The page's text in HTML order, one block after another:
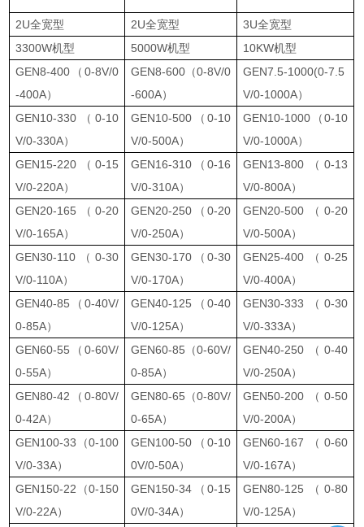
2U全宽型 2U全宽型
3U全宽型
3300W机型
5000W机型
10KW机型
GEN8-400（0-8V/0
-400A）
GEN8-600（0-8V/0
-600A）
GEN7.5-1000(0-7.5
V/0-1000A）
GEN10-330（0-10
V/0-330A）
GEN10-500（0-10
V/0-500A）
GEN10-1000（0-10
V/0-1000A）
GEN15-220（0-15
V/0-220A）
GEN16-310（0-16
V/0-310A）
GEN13-800（0-13
V/0-800A）
GEN20-165（0-20
V/0-165A）
GEN20-250（0-20
V/0-250A）
GEN20-500（0-20
V/0-500A）
GEN30-110（0-30
V/0-110A）
GEN30-170（0-30
V/0-170A）
GEN25-400（0-25
V/0-400A）
GEN40-85（0-40V/
0-85A）
GEN40-125（0-40
V/0-125A）
GEN30-333（0-30
V/0-333A）
GEN60-55（0-60V/
0-55A）
GEN60-85（0-60V/
0-85A）
GEN40-250（0-40
V/0-250A）
GEN80-42（0-80V/
0-42A）
GEN80-65（0-80V/
0-65A）
GEN50-200（0-50
V/0-200A）
GEN100-33（0-100
V/0-33A）
GEN100-50（0-10
0V/0-50A）
GEN60-167（0-60
V/0-167A）
GEN150-22（0-150
V/0-22A）
GEN150-34（0-15
0V/0-34A）
GEN80-125（0-80
V/0-125A）